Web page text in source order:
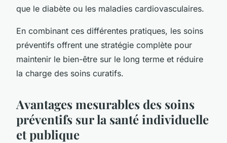
que le diabète ou les maladies cardiovasculaires.
En combinant ces différentes pratiques, les soins
préventifs offrent une stratégie complète pour
maintenir le bien-être sur le long terme et réduire
la charge des soins curatifs.
Avantages mesurables des soins
préventifs sur la santé individuelle
et publique